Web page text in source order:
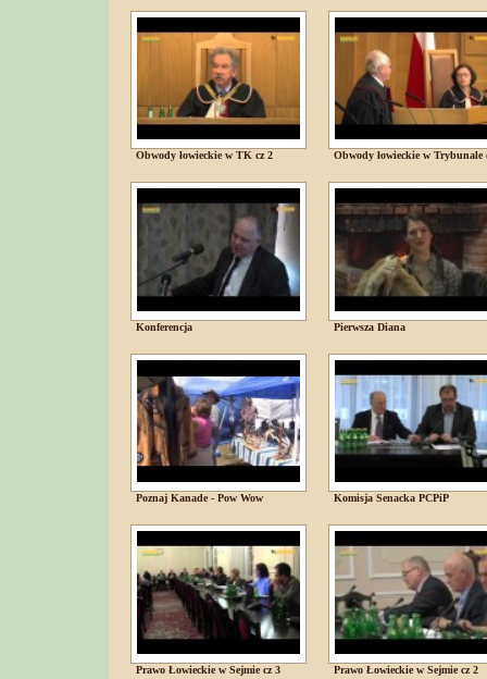
Obwody łowieckie w TK cz 2 Obwody łowieckie w Trybunale
Konferencja Pierwsza Diana
Poznaj Kanade - Pow Wow Komisja Senacka PCPiP
Prawo Łowieckie w Sejmie cz 3 Prawo Łowieckie w Sejmie cz 2